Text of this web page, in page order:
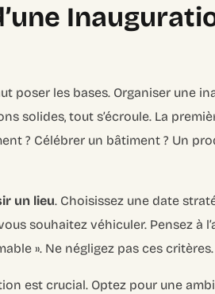
poser les bases. Organiser une
solides, tout s’écroule. La
? Célébrer un bâtiment ? Un
un lieu. Choisissez une date
souhaitez véhiculer. Pensez à
». Ne négligez pas ces critères.
est crucial. Optez pour une